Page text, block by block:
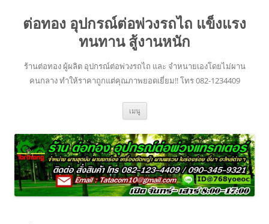
เนื้อหา
ต่อทอง อุปกรณ์ต่อพ่วงรถไถ แข็งแรง
ทนทาน สู้งานหนัก
ร้านต่อทอง ผู้ผลิต อุปกรณ์ต่อพ่วงรถไถ และ จำหนายเองโดยไม่ผาน
คนกลาง ทำให้ราคาถูกแต่คุณภาพยอดเยี่ยม!! โทร 082-1234409
เมนู